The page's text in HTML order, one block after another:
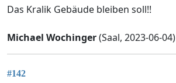
Das Kralik Gebäude bleiben soll!!
Michael Wochinger(Saal, 2023-06-04)
#142